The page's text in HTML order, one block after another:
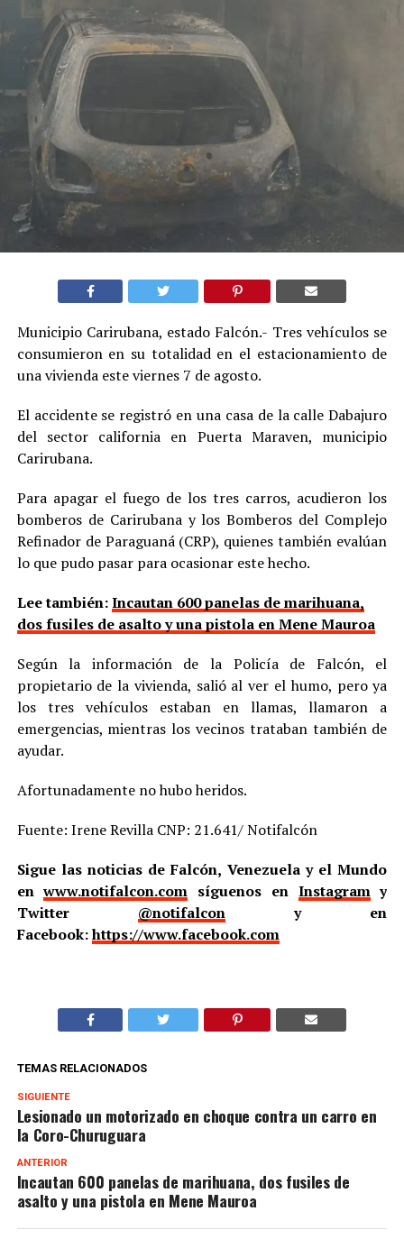
Municipio Carirubana, estado Falcón.- Tres vehículos se
consumieron en su totalidad en el estacionamiento de
una vivienda este viernes 7 de agosto.
El accidente se registró en una casa de la calle Dabajuro
del sector california en Puerta Maraven, municipio
Carirubana.
Para apagar el fuego de los tres carros, acudieron los
bomberos de Carirubana y los Bomberos del Complejo
Refinador de Paraguaná (CRP), quienes también evalúan
lo que pudo pasar para ocasionar este hecho.
Lee también:Incautan 600 panelas de marihuana,
dos fusiles de asalto y una pistola en Mene Mauroa
Según la información de la Policía de Falcón, el
propietario de la vivienda, salió al ver el humo, pero ya
los tres vehículos estaban en llamas, llamaron a
emergencias, mientras los vecinos trataban también de
ayudar.
Afortunadamente no hubo heridos.
Fuente: Irene Revilla CNP: 21.641/ Notifalcón
Sigue las noticias de Falcón, Venezuela y el Mundo
enwww.notifalcon.com síguenos en Instagramy
Twitter @notifalcony en
Facebook:https://www.facebook.com
TEMAS RELACIONADOS
SIGUIENTE
Lesionado un motorizado en choque contra un carro en
la Coro-Churuguara
ANTERIOR
Incautan 600 panelas de marihuana, dos fusiles de
asalto y una pistola en Mene Mauroa